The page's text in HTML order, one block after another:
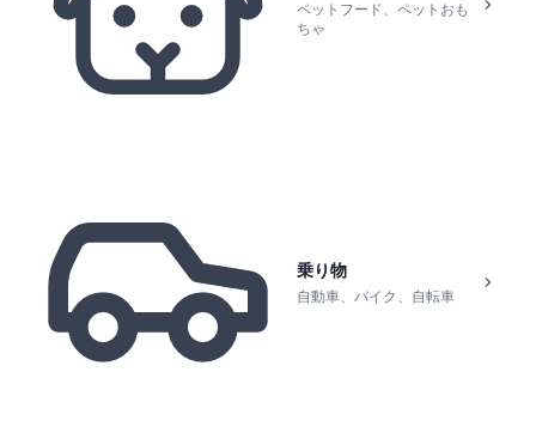
ペットフード、ペットおも
ちゃ
乗り物
自動車、バイク、自転車